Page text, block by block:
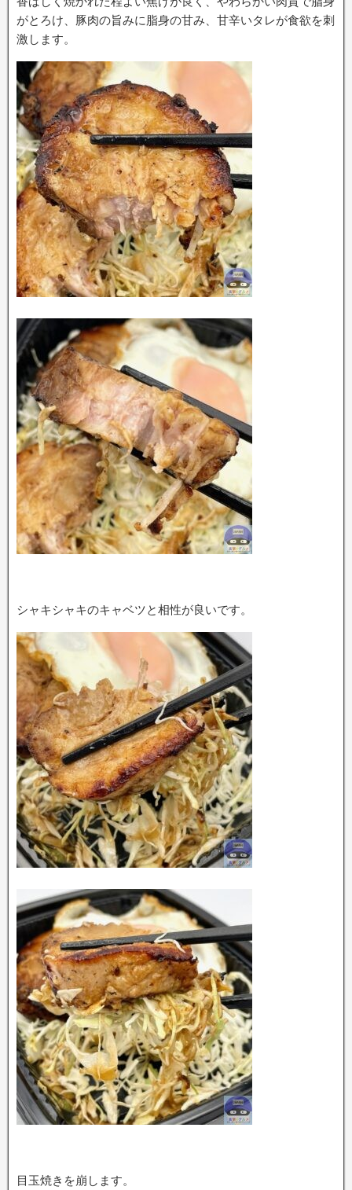
がとろけ、豚肉の旨みに脂身の甘み、甘辛いタレが食欲を刺
激します。
シャキシャキのキャベツと相性が良いです。
目玉焼きを崩します。